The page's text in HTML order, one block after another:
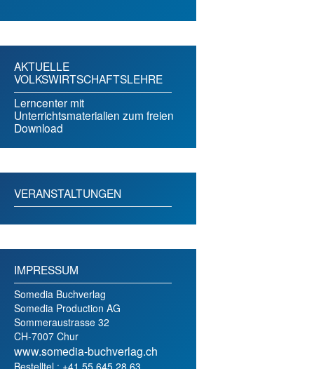
AKTUELLE
VOLKSWIRTSCHAFTSLEHRE
Lerncenter mit
Unterrichtsmaterialien zum freien
Download
VERANSTALTUNGEN
IMPRESSUM
Somedia Buchverlag
Somedia Production AG
Sommeraustrasse 32
CH-7007 Chur
www.somedia-buchverlag.ch
Bestelltel.: +41 55 645 28 63